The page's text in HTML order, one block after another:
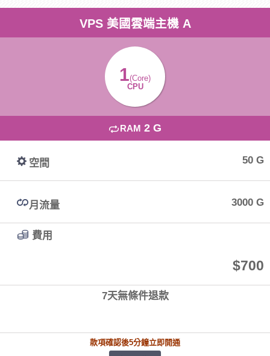
VPS 美國雲端主機 A
1(Core)
CPU
RAM 2 G
空間 50 G
月流量 3000 G
費用
$700
7天無條件退款
款項確認後5分鐘立即開通